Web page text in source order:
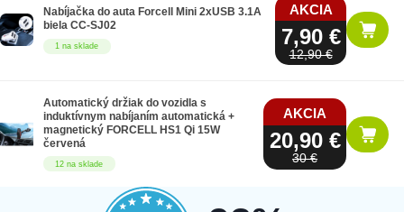
1 na sklade
Nabíjačka do auta Forcell Mini 2xUSB 3.1A
biela CC-SJ02
AKCIA
7,90 €
12,90 €
12 na sklade
Automatický držiak do vozidla s
induktívnym nabíjaním automatická +
magnetický FORCELL HS1 Qi 15W
červená
AKCIA
20,90 €
30 €